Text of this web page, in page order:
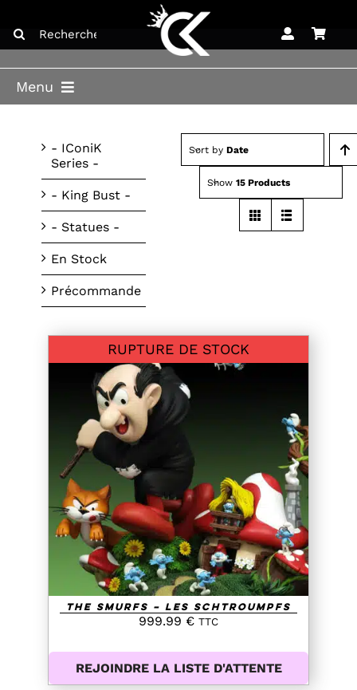
content
for:
Menu
BOUTIQUE
LICENCES
CONTACT
- IConiK
Series -
- King Bust -
- Statues -
En Stock
Précommande
Sort by Date
Show15 Products
RUPTURE DE STOCK
DETAILS
The Smurfs – Les Schtroumpfs
999.99 € TTC
REJOINDRE LA LISTE D'ATTENTE